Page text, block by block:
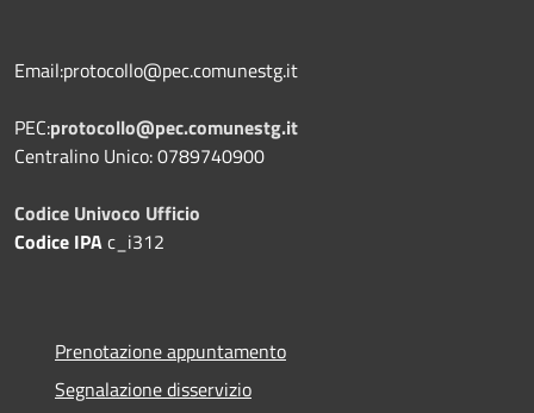
Email:protocollo@pec.comunestg.it
PEC:protocollo@pec.comunestg.it
Centralino Unico: 0789740900
Codice Univoco Ufficio
Codice IPAc_i312
Prenotazione appuntamento
Segnalazione disservizio